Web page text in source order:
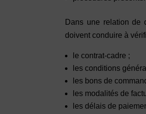
Dans une relation de
doivent conduire à
le contrat-cadre ;
les conditions
les bons de
les modalités de
les délais de